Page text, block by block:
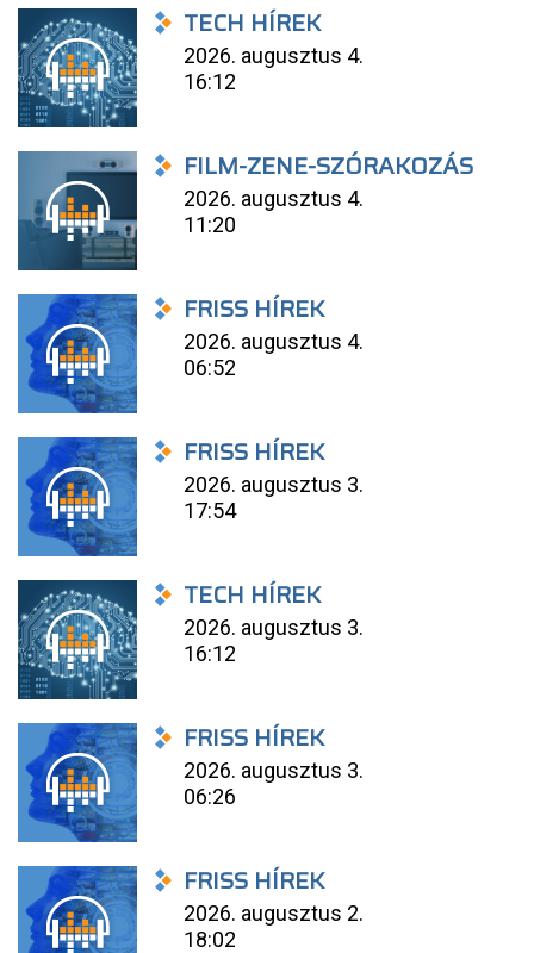
TECH HÍREK
2026. augusztus 4.
16:12
FILM-ZENE-SZÓRAKOZÁS
2026. augusztus 4.
11:20
FRISS HÍREK
2026. augusztus 4.
06:52
FRISS HÍREK
2026. augusztus 3.
17:54
TECH HÍREK
2026. augusztus 3.
16:12
FRISS HÍREK
2026. augusztus 3.
06:26
FRISS HÍREK
2026. augusztus 2.
18:02